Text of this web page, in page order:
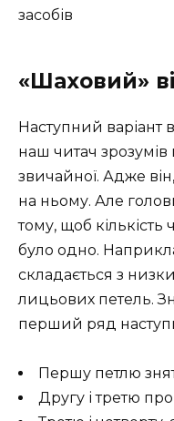
засобів
«Шаховий»
Наступний варіант
наш читач
звичайної. Адже
на ньому. Але
тому, щоб кількість
було одно.
складається з
лицьових петель.
перший ряд
Першу петлю
Другу і третю